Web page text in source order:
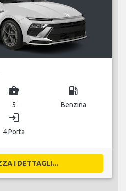
business_center
5
local_gas_station
Benzina
login
4 Porta
I DETTAGLI...